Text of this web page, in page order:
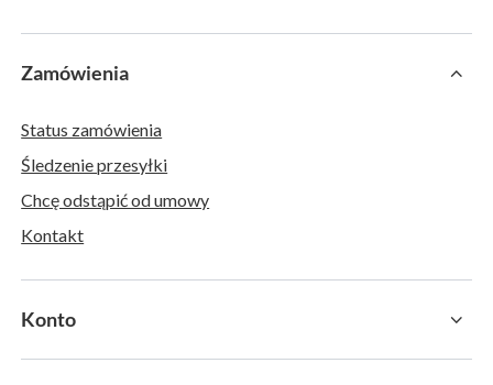
Zamówienia
Status zamówienia
Śledzenie przesyłki
Chcę odstąpić od umowy
Kontakt
Konto